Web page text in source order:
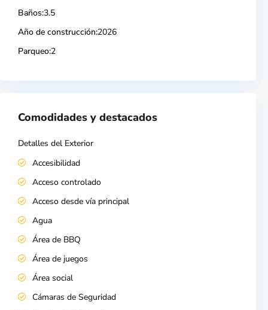
Baños:3.5
Año de construcción:2026
Parqueo:2
Comodidades y destacados
Detalles del Exterior
Accesibilidad
Acceso controlado
Acceso desde vía principal
Agua
Área de BBQ
Área de juegos
Área social
Cámaras de Seguridad